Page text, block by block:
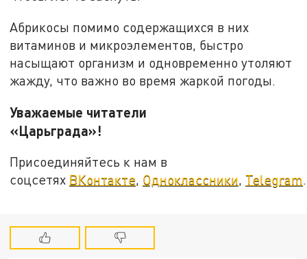
Абрикосы помимо содержащихся в них
витаминов и микроэлементов, быстро
насыщают организм и одновременно утоляют
жажду, что важно во время жаркой погоды.
Уважаемые читатели
«Царьграда»!
Присоединяйтесь к нам в
соцсетях ВКонтакте, Одноклассники, Telegram.